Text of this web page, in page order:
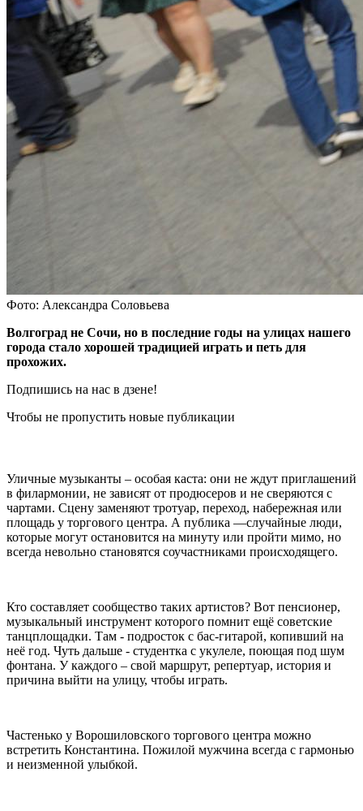
Фото: Александра Соловьева
Волгоград не Сочи, но в последние годы на улицах нашего
города стало хорошей традицией играть и петь для
прохожих.
Подпишись на нас в дзене!
Чтобы не пропустить новые публикации
Уличные музыканты – особая каста: они не ждут приглашений
в филармонии, не зависят от продюсеров и не сверяются с
чартами. Сцену заменяют тротуар, переход, набережная или
площадь у торгового центра. А публика —случайные люди,
которые могут остановится на минуту или пройти мимо, но
всегда невольно становятся соучастниками происходящего.
Кто составляет сообщество таких артистов? Вот пенсионер,
музыкальный инструмент которого помнит ещё советские
танцплощадки. Там - подросток с бас-гитарой, копивший на
неё год. Чуть дальше - студентка с укулеле, поющая под шум
фонтана. У каждого – свой маршрут, репертуар, история и
причина выйти на улицу, чтобы играть.
Частенько у Ворошиловского торгового центра можно
встретить Константина. Пожилой мужчина всегда с гармонью
и неизменной улыбкой.